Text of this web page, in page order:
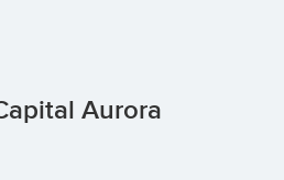
Aurora